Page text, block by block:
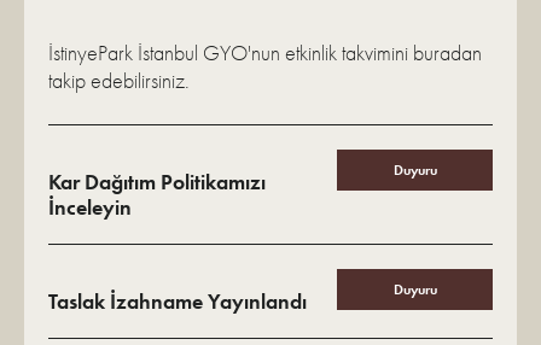
İstinyePark İstanbul GYO'nun etkinlik takvimini buradan
takip edebilirsiniz.
Kar Dağıtım Politikamızı
İnceleyin
Duyuru
Taslak İzahname Yayınlandı Duyuru